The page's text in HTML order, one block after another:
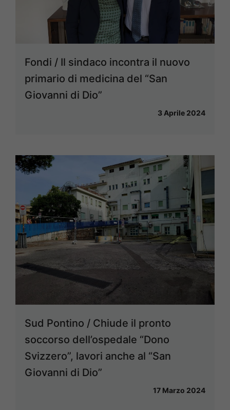
Fondi / Il sindaco incontra il nuovo
primario di medicina del “San
Giovanni di Dio”
3 Aprile 2024
Sud Pontino / Chiude il pronto
soccorso dell’ospedale “Dono
Svizzero”, lavori anche al “San
Giovanni di Dio”
17 Marzo 2024